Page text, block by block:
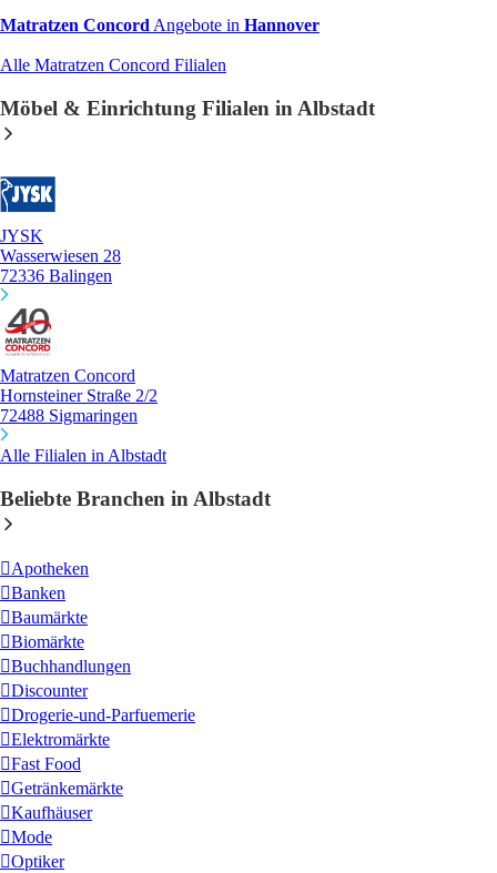
Matratzen ConcordAngebote in Hannover
Alle Matratzen Concord Filialen
Möbel & Einrichtung Filialen in Albstadt
JYSK
Wasserwiesen 28
72336 Balingen
Matratzen Concord
Hornsteiner Straße 2/2
72488 Sigmaringen
Alle Filialen in Albstadt
Beliebte Branchen in Albstadt
Apotheken
Banken
Baumärkte
Biomärkte
Buchhandlungen
Discounter
Drogerie-und-Parfuemerie
Elektromärkte
Fast Food
Getränkemärkte
Kaufhäuser
Mode
Optiker